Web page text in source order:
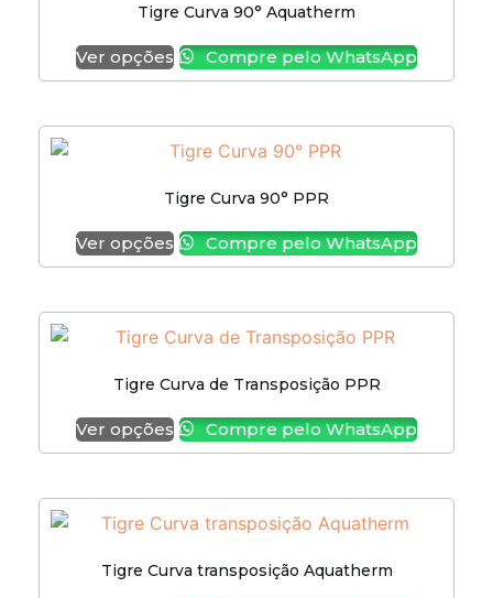
Tigre Curva 90° Aquatherm
Ver opções Compre pelo WhatsApp
Tigre Curva 90° PPR
Ver opções Compre pelo WhatsApp
Tigre Curva de Transposição PPR
Ver opções Compre pelo WhatsApp
Tigre Curva transposição Aquatherm